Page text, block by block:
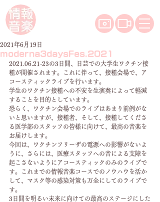
moderna3daysFes.2021
2021年6月19日
2021.06.21-23の3日間、日芸での大学生ワクチン接
種が開催されます。これに伴って、接種会場で、ア
コースティックライブを行います。
学生のワクチン接種への不安を生演奏によって軽減
することを目的としています。
恐らく、ワクチン会場でのライブはあまり前例がな
いと思いますが、接種者、そして、接種してくださ
る医学部のスタッフの皆様に向けて、最高の音楽を
お届けします。
今回は、ワクチンフリーザの電源への影響がないよ
うに、さらには、医療スタッフへの音による支障を
起こさないようにアコースティックのみのライブで
す。これまでの情報音楽コースでのノウハウを活か
して、マスク等の感染対策も万全にしてのライブで
す。
3日間を明るい未来に向けての最高のステージにした